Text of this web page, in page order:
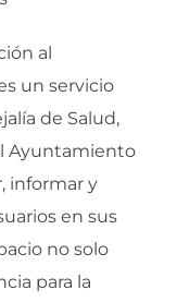
al
un servicio
de Salud,
Ayuntamiento
informar y
en sus
no solo
para la